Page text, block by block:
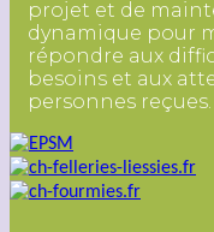
projet et de
dynamique pour
répondre aux
besoins et aux
personnes reçues.